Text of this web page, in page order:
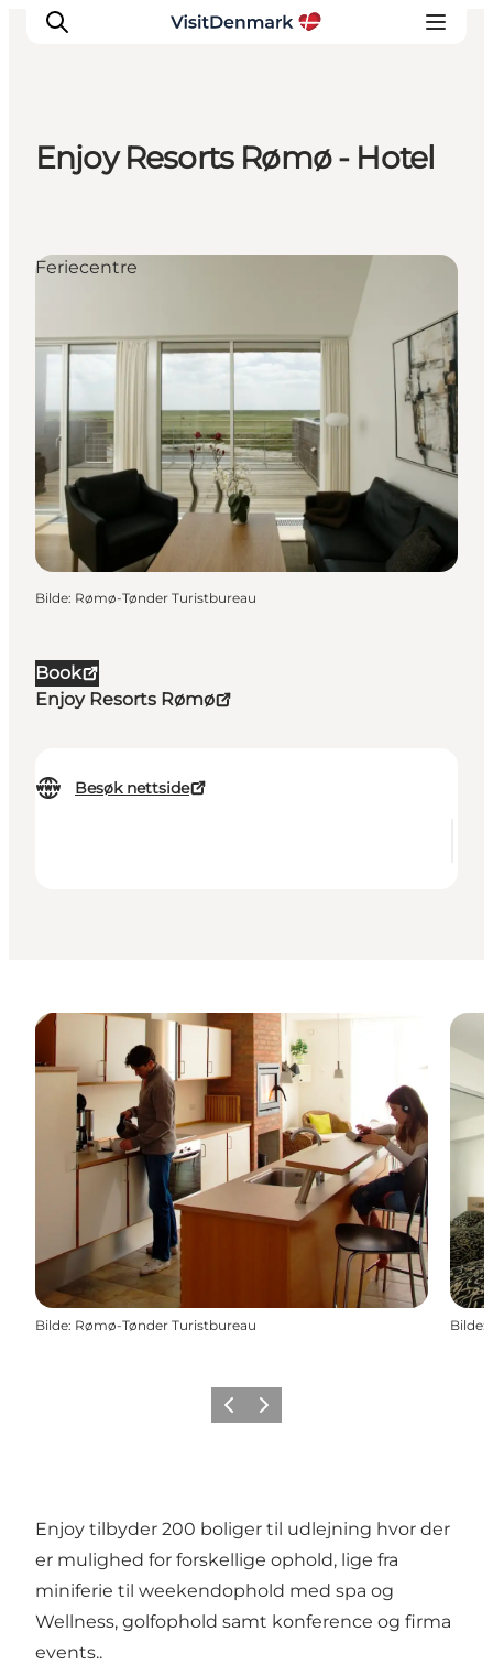
Aktiviteter
Overnatting
Enjoy Resorts Rømø - Hotel
Book
Enjoy Resorts Rømø
Besøk nettside
Feriecentre
Bilde: Rømø-Tønder Turistbureau
Bilde: Rømø-Tønder Turistbureau Bilde:
ForrigeNeste
Enjoy tilbyder 200 boliger til udlejning hvor der
er mulighed for forskellige ophold, lige fra
miniferie til weekendophold med spa og
Wellness, golfophold samt konference og firma
events..